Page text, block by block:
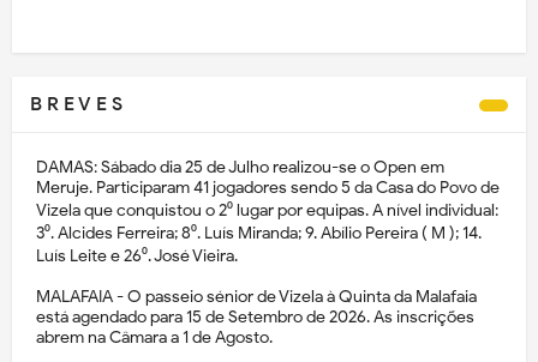
B R E V E S
DAMAS: Sábado dia 25 de Julho realizou-se o Open em
Meruje. Participaram 41 jogadores sendo 5 da Casa do Povo de
Vizela que conquistou o 2⁰ lugar por equipas. A nível individual:
3⁰. Alcides Ferreira; 8⁰. Luís Miranda; 9. Abílio Pereira ( M ); 14.
Luís Leite e 26⁰. José Vieira.
MALAFAIA - O passeio sénior de Vizela à Quinta da Malafaia
está agendado para 15 de Setembro de 2026. As inscrições
abrem na Câmara a 1 de Agosto.